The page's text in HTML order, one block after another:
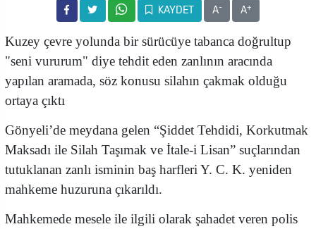
KAYDET A- A+
Kuzey çevre yolunda bir sürücüye tabanca doğrultup
"seni vururum" diye tehdit eden zanlının aracında
yapılan aramada, söz konusu silahın çakmak olduğu
ortaya çıktı
Gönyeli’de meydana gelen “Şiddet Tehdidi, Korkutmak
Maksadı ile Silah Taşımak ve İtale-i Lisan” suçlarından
tutuklanan zanlı isminin baş harfleri Y. C. K. yeniden
mahkeme huzuruna çıkarıldı.
Mahkemede mesele ile ilgili olarak şahadet veren polis